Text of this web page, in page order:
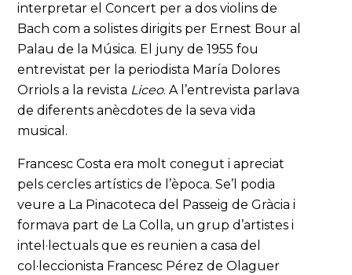
interpretar el Concert per a dos violins de
Bach com a solistes dirigits per Ernest Bour al
Palau de la Música. El juny de 1955 fou
entrevistat per la periodista María Dolores
Orriols a la revista Liceo. A l’entrevista parlava
de diferents anècdotes de la seva vida
musical.
Francesc Costa era molt conegut i apreciat
pels cercles artístics de l’època. Se’l podia
veure a La Pinacoteca del Passeig de Gràcia i
formava part de La Colla, un grup d’artistes i
intel·lectuals que es reunien a casa del
col·leccionista Francesc Pérez de Olaguer